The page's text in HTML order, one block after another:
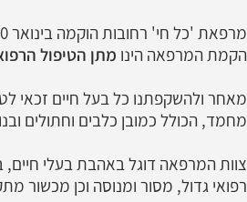
הקמת המרפאה הינו מתן הטיפול
מאחר ולהשקפתנו כל בעל חיים זכאי
מחמד, הכולל כמובן כלבים וחתולים
צוות המרפאה דוגל באהבת בעלי חיים,
רפואי גדול, מסור ומנוסה וכן מכשור